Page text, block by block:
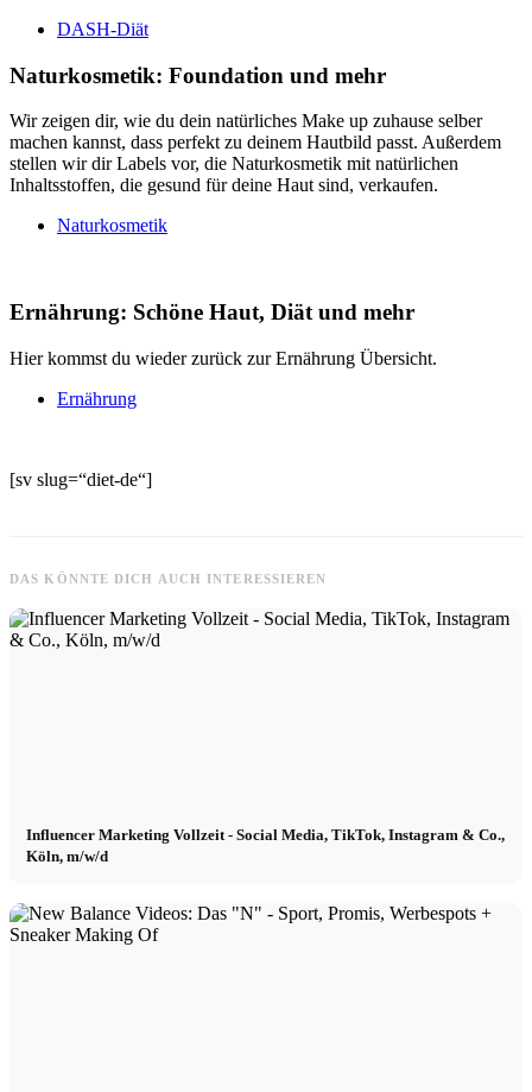
DASH-Diät
Naturkosmetik: Foundation und mehr
Wir zeigen dir, wie du dein natürliches Make up zuhause selber
machen kannst, dass perfekt zu deinem Hautbild passt. Außerdem
stellen wir dir Labels vor, die Naturkosmetik mit natürlichen
Inhaltsstoffen, die gesund für deine Haut sind, verkaufen.
Naturkosmetik
Ernährung: Schöne Haut, Diät und mehr
Hier kommst du wieder zurück zur Ernährung Übersicht.
Ernährung
[sv slug=“diet-de“]
DAS KÖNNTE DICH AUCH INTERESSIEREN
Influencer Marketing Vollzeit - Social Media, TikTok, Instagram & Co.,
Köln, m/w/d